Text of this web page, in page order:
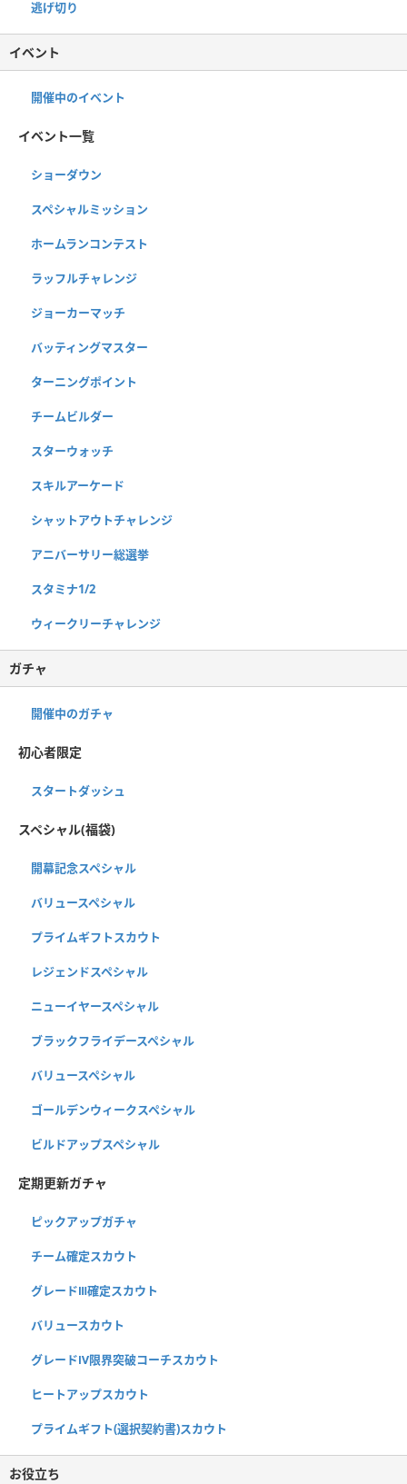
逃げ切り
イベント
開催中のイベント
イベント一覧
ショーダウン
スペシャルミッション
ホームランコンテスト
ラッフルチャレンジ
ジョーカーマッチ
バッティングマスター
ターニングポイント
チームビルダー
スターウォッチ
スキルアーケード
シャットアウトチャレンジ
アニバーサリー総選挙
スタミナ1/2
ウィークリーチャレンジ
ガチャ
開催中のガチャ
初心者限定
スタートダッシュ
スペシャル(福袋)
開幕記念スペシャル
バリュースペシャル
プライムギフトスカウト
レジェンドスペシャル
ニューイヤースペシャル
ブラックフライデースペシャル
バリュースペシャル
ゴールデンウィークスペシャル
ビルドアップスペシャル
定期更新ガチャ
ピックアップガチャ
チーム確定スカウト
グレードⅢ確定スカウト
バリュースカウト
グレードⅣ限界突破コーチスカウト
ヒートアップスカウト
プライムギフト(選択契約書)スカウト
お役立ち